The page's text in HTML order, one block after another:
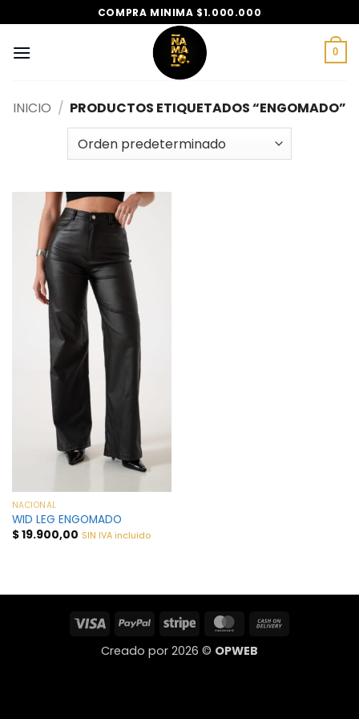
al
contenido
COMPRA MINIMA $1.000.000
0
INICIO / PRODUCTOS ETIQUETADOS “ENGOMADO”
NACIONAL
WID LEG ENGOMADO
$19.900,00 SIN IVA incluido
Visa PayPal Stripe MasterCard
Creado por 2026 © OPWEB